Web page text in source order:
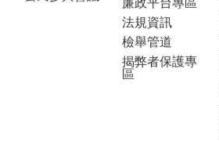
廉政平台專區
法規資訊
檢舉管道
揭弊者保護專
區